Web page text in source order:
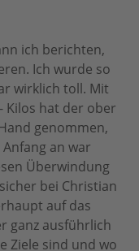
ich berichten,
Ich wurde so
wirklich toll. Mit
Kilos hat der ober
genommen,
an war
Überwindung
bei Christian
auf das
ganz ausführlich
Ziele sind und wo